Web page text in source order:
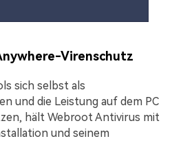
Virenschutz
sich selbst als
und die Leistung auf dem PC
hält Webroot Antivirus mit
und seinem